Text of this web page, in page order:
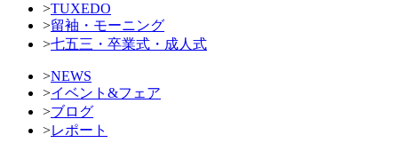
>TUXEDO
>留袖・モーニング
>七五三・卒業式・成人式
>NEWS
>イベント&フェア
>ブログ
>レポート